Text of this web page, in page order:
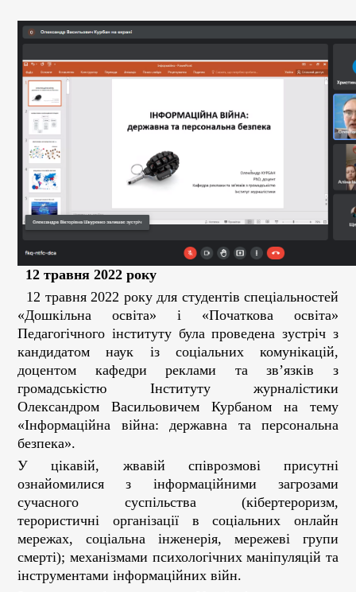
12 травня 2022 року
12 травня 2022 року для студентів спеціальностей
«Дошкільна освіта» і «Початкова освіта»
Педагогічного інституту була проведена зустріч з
кандидатом наук із соціальних комунікацій,
доцентом кафедри реклами та зв’язків з
громадськістю Інституту журналістики
Олександром Васильовичем Курбаном на тему
«Інформаційна війна: державна та персональна
безпека».
У цікавій, жвавій співрозмові присутні
ознайомилися з інформаційними загрозами
сучасного суспільства (кібертероризм,
терористичні організації в соціальних онлайн
мережах, соціальна інженерія, мережеві групи
смерті); механізмами психологічних маніпуляцій та
інструментами інформаційних війн.